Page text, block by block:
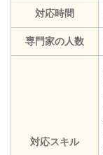
対応時間
専門家の人数
対応スキル